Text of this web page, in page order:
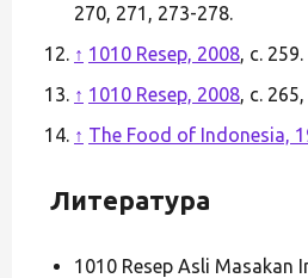
270, 271, 273-278.
↑ 1010 Resep, 2008, с. 259.
↑ 1010 Resep, 2008, с.
↑ The Food of Indonesia,
Литература
1010 Resep Asli Masakan